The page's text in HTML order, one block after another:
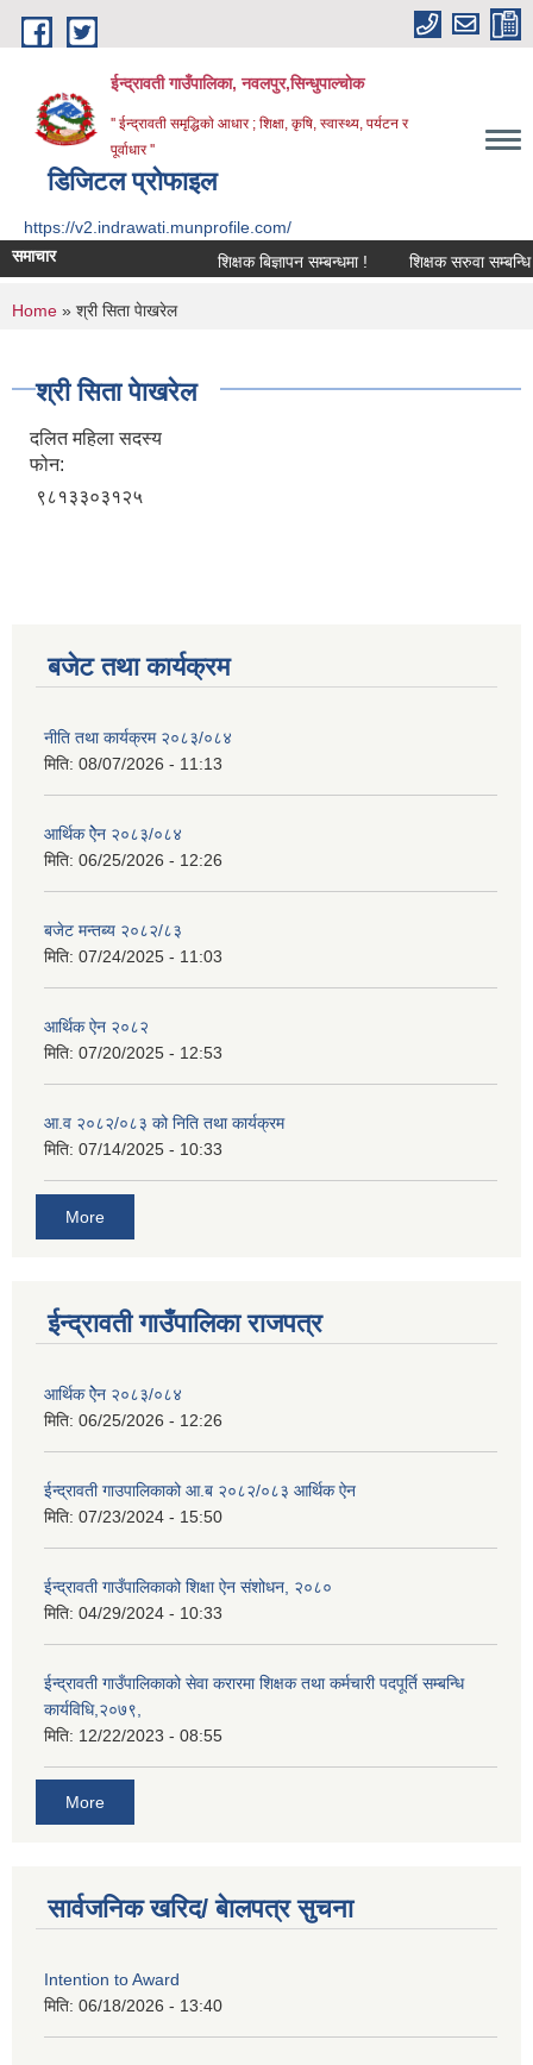
Skip to main content
ईन्द्रावती गाउँपालिका, नवलपुर,सिन्धुपाल्चाेक
'' ईन्द्रावती समृद्धिकाे आधार ; शिक्षा, कृषि, स्वास्थ्य, पर्यटन र
पूर्वाधार ''
डिजिटल प्रोफाइल
https://v2.indrawati.munprofile.com/
समाचार
शिक्षक बिज्ञापन सम्बन्धमा ! शिक्षक सरुवा सम्बन्धि
You are here
Home » श्री सिता पेाखरेल
श्री सिता पेाखरेल
दलित महिला सदस्य
फोन:
९८१३३०३१२५
बजेट तथा कार्यक्रम
नीति तथा कार्यक्रम २०८३/०८४
मिति: 08/07/2026 - 11:13
आर्थिक ऐेन २०८३/०८४
मिति: 06/25/2026 - 12:26
बजेट मन्तब्य २०८२/८३
मिति: 07/24/2025 - 11:03
आर्थिक ऐन २०८२
मिति: 07/20/2025 - 12:53
आ.व २०८२/०८३ को निति तथा कार्यक्रम
मिति: 07/14/2025 - 10:33
More
ईन्द्रावती गाउँपालिका राजपत्र
आर्थिक ऐेन २०८३/०८४
मिति: 06/25/2026 - 12:26
ईन्द्रावती गाउपालिकाको आ.ब २०८२/०८३ आर्थिक ऐन
मिति: 07/23/2024 - 15:50
ईन्द्रावती गाउँपालिकाको शिक्षा ऐन संशोधन, २०८०
मिति: 04/29/2024 - 10:33
ईन्द्रावती गाउँपालिकाको सेवा करारमा शिक्षक तथा कर्मचारी पदपूर्ति सम्बन्धि
कार्यविधि,२०७९,
मिति: 12/22/2023 - 08:55
More
सार्वजनिक खरिद/ बेालपत्र सुचना
Intention to Award
मिति: 06/18/2026 - 13:40